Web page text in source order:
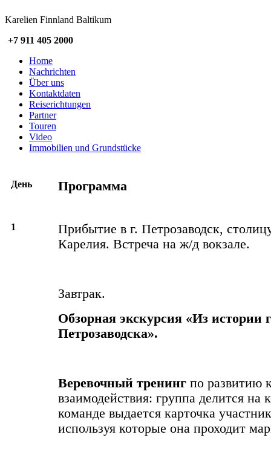
Karelien Finnland Baltikum
+7 911 405 2000
Home
Nachrichten
Über uns
Kontaktdaten
Reiserichtungen
Partner
Touren
Video
Immobilien und Grundstücke
День Программа
1
Прибытие в г. Петрозаводск,
Карелия. Встреча на ж/д вокзале.
Завтрак.
Обзорная экскурсия «Из истории
Петрозаводска».
Веревочный тренинг по развитию
взаимодействия: группа делится
команде выдается карточка
используя которые она проходит